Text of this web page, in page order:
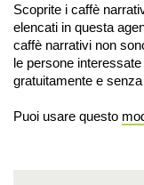
Scoprite i caffè
elencati in questa
caffè narrativi non
le persone
gratuitamente e
Puoi usare questo